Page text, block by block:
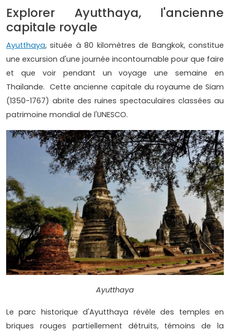
Explorer Ayutthaya, l'ancienne
capitale royale
Ayutthaya, située à 80 kilomètres de Bangkok, constitue
une excursion d'une journée incontournable pour que faire
et que voir pendant un voyage une semaine en
Thaïlande. Cette ancienne capitale du royaume de Siam
(1350-1767) abrite des ruines spectaculaires classées au
patrimoine mondial de l'UNESCO.
Ayutthaya
Le parc historique d'Ayutthaya révèle des temples en
briques rouges partiellement détruits, témoins de la